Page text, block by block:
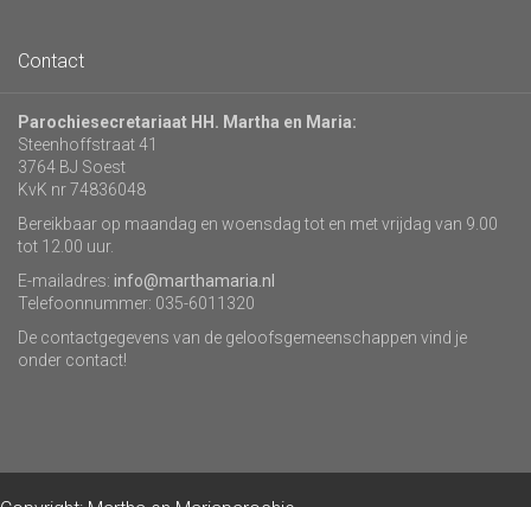
Contact
Parochiesecretariaat HH. Martha en Maria:
Steenhoffstraat 41
3764 BJ Soest
KvK nr 74836048
Bereikbaar op maandag en woensdag tot en met vrijdag van 9.00
tot 12.00 uur.
E-mailadres: info@marthamaria.nl
Telefoonnummer: 035-6011320
De contactgegevens van de geloofsgemeenschappen vind je
onder contact!